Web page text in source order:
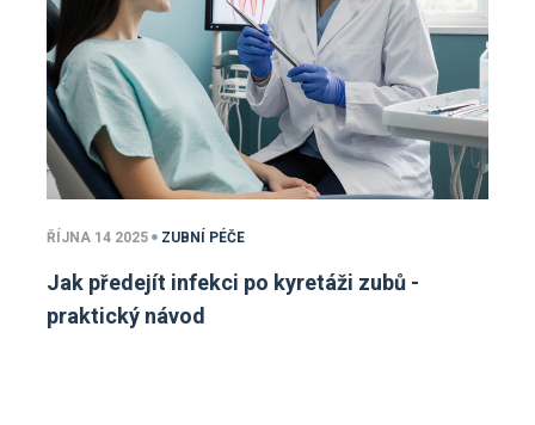
ŘÍJNA 14 2025 ZUBNÍ PÉČE
Jak předejít infekci po kyretáži zubů -
praktický návod